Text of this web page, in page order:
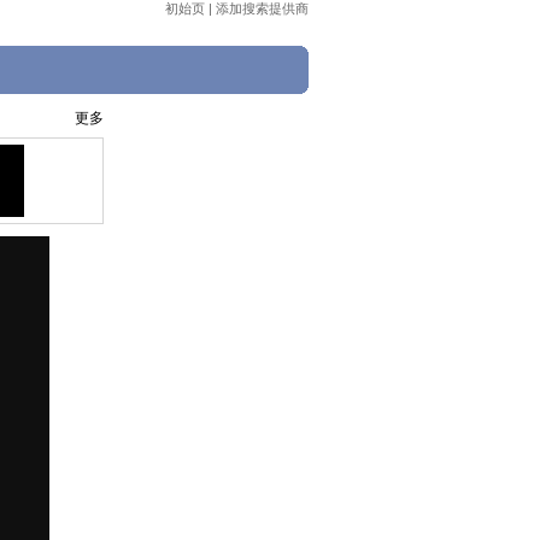
初始页 | 添加搜索提供商
更多